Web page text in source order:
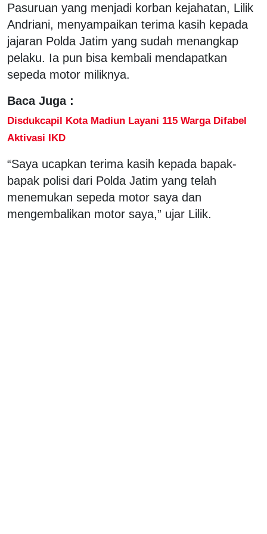
Pasuruan yang menjadi korban kejahatan, Lilik
Andriani, menyampaikan terima kasih kepada
jajaran Polda Jatim yang sudah menangkap
pelaku. Ia pun bisa kembali mendapatkan
sepeda motor miliknya.
Baca Juga :
Disdukcapil Kota Madiun Layani 115 Warga Difabel
Aktivasi IKD
“Saya ucapkan terima kasih kepada bapak-
bapak polisi dari Polda Jatim yang telah
menemukan sepeda motor saya dan
mengembalikan motor saya,” ujar Lilik.